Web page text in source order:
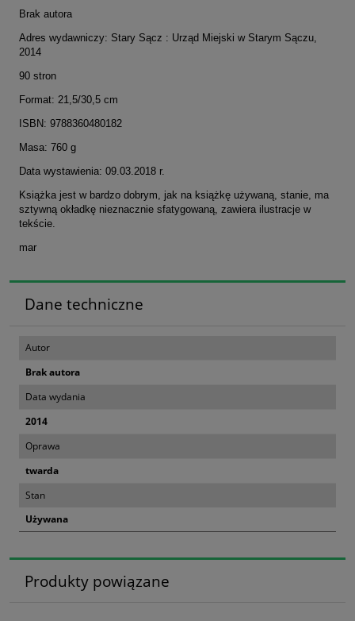
Brak autora
Adres wydawniczy: Stary Sącz : Urząd Miejski w Starym Sączu,
2014
90 stron
Format: 21,5/30,5 cm
ISBN: 9788360480182
Masa: 760 g
Data wystawienia: 09.03.2018 r.
Książka jest w bardzo dobrym, jak na książkę używaną, stanie, ma
sztywną okładkę nieznacznie sfatygowaną, zawiera ilustracje w
tekście.
mar
Dane techniczne
Autor
Brak autora
Data wydania
2014
Oprawa
twarda
Stan
Używana
Produkty powiązane